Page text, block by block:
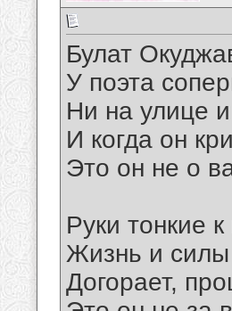
Булат
У поэта
Ни на улице
И когда он
Это он не о
Руки тонкие
Жизнь и силы
Догорает,